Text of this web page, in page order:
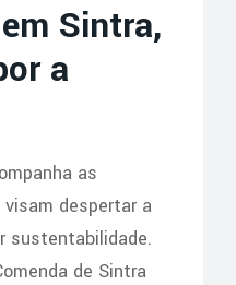
Sintra,
a
as
despertar a
sustentabilidade.
de Sintra